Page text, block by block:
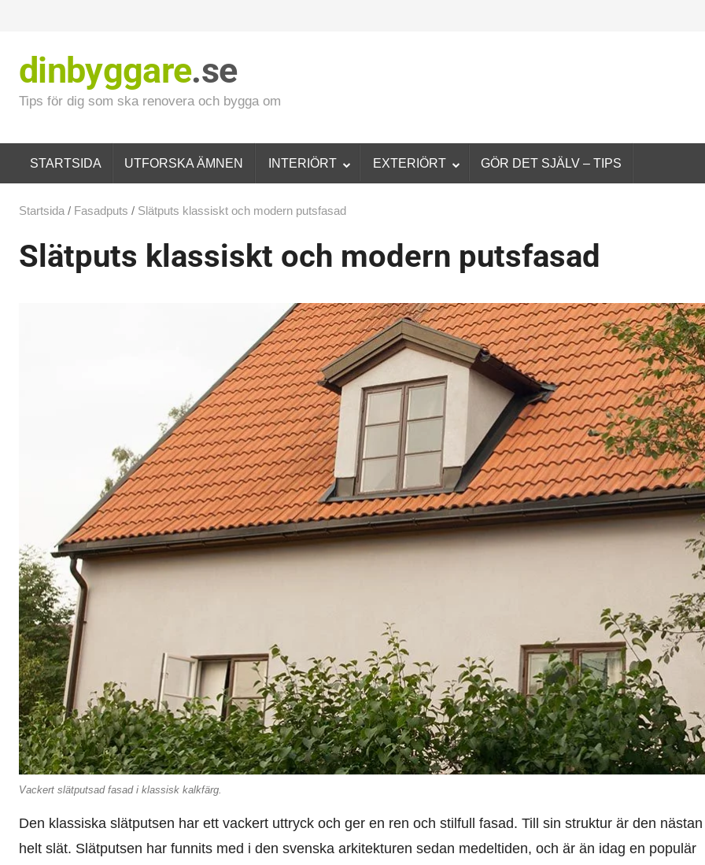
dinbyggare.se
Tips för dig som ska renovera och bygga om
STARTSIDA UTFORSKA ÄMNEN INTERIÖRT EXTERIÖRT GÖR DET SJÄLV – TIPS
Startsida / Fasadputs / Slätputs klassiskt och modern putsfasad
Slätputs klassiskt och modern putsfasad
Vackert slätputsad fasad i klassisk kalkfärg.
Den klassiska slätputsen har ett vackert uttryck och ger en ren och stilfull fasad. Till sin struktur är den nästan
helt slät. Slätputsen har funnits med i den svenska arkitekturen sedan medeltiden, och är än idag en populär